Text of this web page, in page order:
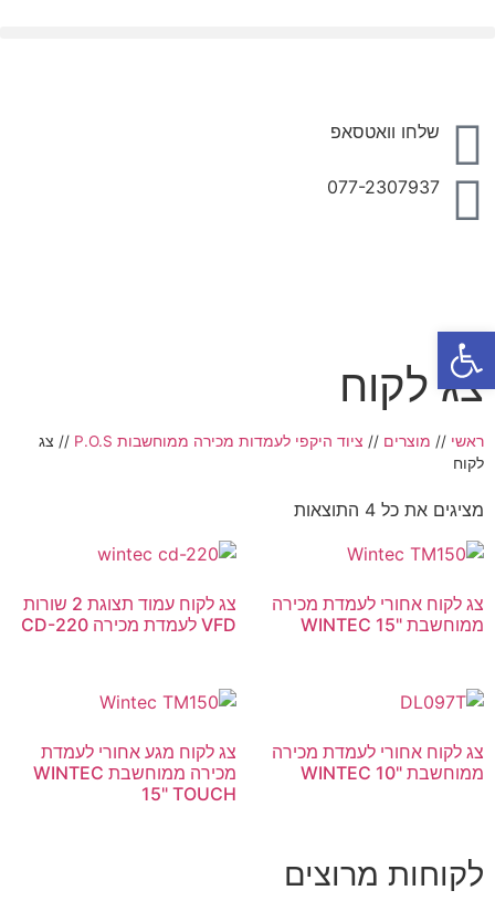
שלחו וואטסאפ
077-2307937
צג לקוח
ראשי // מוצרים // ציוד היקפי לעמדות מכירה ממוחשבות P.O.S // צג
לקוח
מציגים את כל ⁦4⁩ התוצאות
צג לקוח אחורי לעמדת מכירה
ממוחשבת "WINTEC 15
צג לקוח עמוד תצוגת 2 שורות
VFD לעמדת מכירה CD-220
צג לקוח אחורי לעמדת מכירה
ממוחשבת "WINTEC 10
צג לקוח מגע אחורי לעמדת
מכירה ממוחשבת WINTEC
15" TOUCH
לקוחות מרוצים
פתח סרגל נגישות